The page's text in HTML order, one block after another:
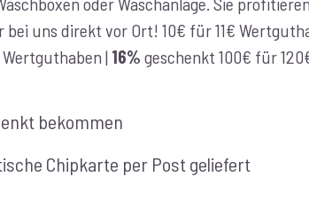
uns direkt vor Ort! 10€ für 11€
| 16% geschenkt 100€ für
bekommen
Chipkarte per Post geliefert